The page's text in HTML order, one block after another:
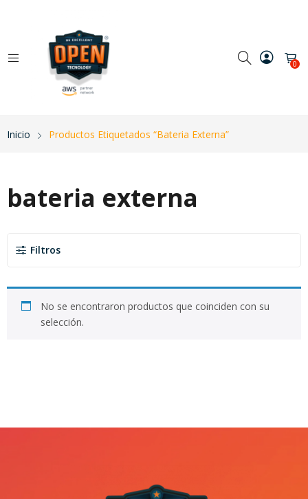
0
Inicio Productos Etiquetados “bateria Externa”
bateria externa
Filtros
No se encontraron productos que coinciden con su
selección.